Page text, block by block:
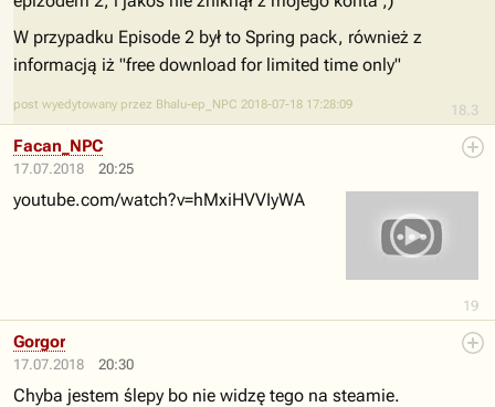
18.3
W przypadku Episode 2 był to Spring pack, również z
informacją iż "free download for limited time only"
post wyedytowany przez Bhalu-ep_NPC 2018-07-18 17:28:09
17.07.2018 20:25
19
Facan_NPC
youtube.com/watch?v=hMxiHVVIyWA
17.07.2018 20:30
Gorgor
Chyba jestem ślepy bo nie widzę tego na steamie.